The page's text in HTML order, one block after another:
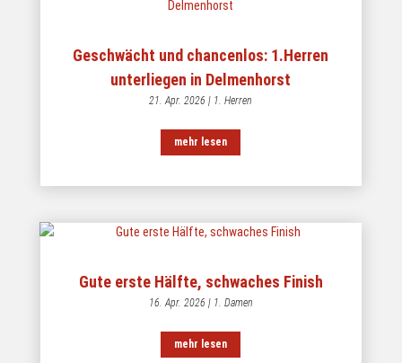
Geschwächt und chancenlos: 1.Herren
unterliegen in Delmenhorst
21. Apr. 2026 | 1. Herren
mehr lesen
Gute erste Hälfte, schwaches Finish
16. Apr. 2026 | 1. Damen
mehr lesen